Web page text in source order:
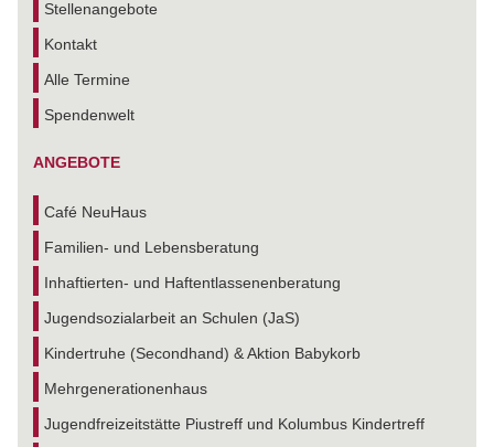
Stellenangebote
Kontakt
Alle Termine
Spendenwelt
ANGEBOTE
Café NeuHaus
Familien- und Lebensberatung
Inhaftierten- und Haftentlassenenberatung
Jugendsozialarbeit an Schulen (JaS)
Kindertruhe (Secondhand) & Aktion Babykorb
Mehrgenerationenhaus
Jugendfreizeitstätte Piustreff und Kolumbus Kindertreff